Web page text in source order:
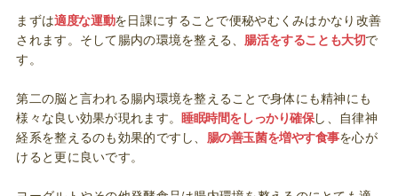
まずは適度な運動を日課にすることで便秘やむくみはかなり改善
されます。そして腸内の環境を整える、 腸活をすることも大切で
す。
第二の脳と言われる腸内環境を整えることで身体にも精神にも
様々な良い効果が現れます。
睡眠時間をしっかり確保し、自律神
経系を整えるのも効果的ですし、 腸の善玉菌を増やす食事を心が
けると更に良いです。